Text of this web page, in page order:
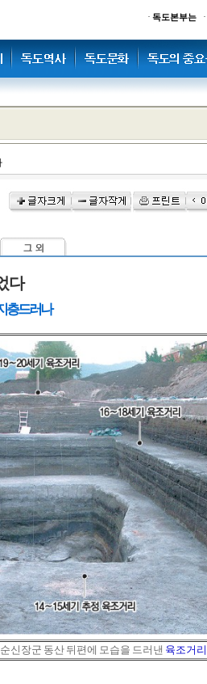
· 독도본부는 ·
다
층 드러나
신장군 동산 뒤편에 모습을 드러낸 육조거리